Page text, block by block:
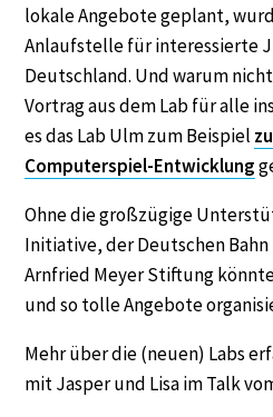
lokale Angebote geplant,
Anlaufstelle für interessierte
Deutschland. Und warum
Vortrag aus dem Lab für alle
es das Lab Ulm zum Beispiel
Computerspiel-Entwicklung
Ohne die großzügige
Initiative, der Deutschen
Arnfried Meyer Stiftung
und so tolle Angebote
Mehr über die (neuen) Labs
mit Jasper und Lisa im Talk